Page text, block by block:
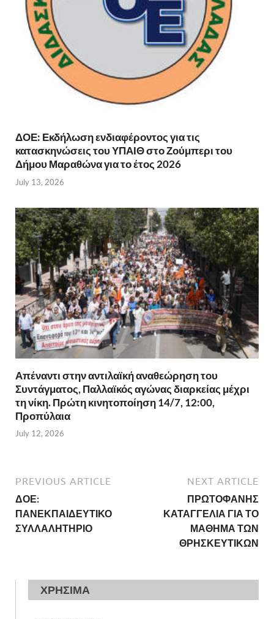
ΔΟΕ: Εκδήλωση ενδιαφέροντος για τις
κατασκηνώσεις του ΥΠΑΙΘ στο Ζούμπερι του
Δήμου Μαραθώνα για το έτος 2026
July 13, 2026
Απέναντι στην αντιλαϊκή αναθεώρηση του
Συντάγματος, Παλλαϊκός αγώνας διαρκείας μέχρι
τη νίκη. Πρώτη κινητοποίηση 14/7, 12:00,
Προπύλαια
July 12, 2026
PREVIOUS ARTICLE
ΔΟΕ:
ΠΑΝΕΚΠΑΙΔΕΥΤΙΚΟ
ΣΥΛΛΑΛΗΤΗΡΙΟ
NEXT ARTICLE
ΠΡΩΤΟΦΑΝΗΣ
ΚΑΤΑΓΓΕΛΙΑ ΓΙΑ ΤΟ
ΜΑΘΗΜΑ ΤΩΝ
ΘΡΗΣΚΕΥΤΙΚΩΝ
ΧΡΗΣΙΜΑ